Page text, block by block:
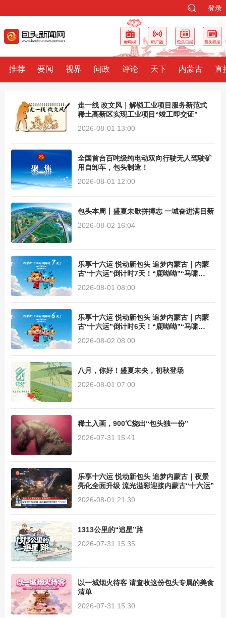
登录
推荐 要闻 视界 问政 评论 天下 内蒙古 直
走一线 改文风｜解锁工业项目服务新范式
稀土高新区实现工业项目“竣工即交证”
2026-08-01 13:00
全国首台百吨级纯电动双向行驶无人驾驶矿
用自卸车，包头制造！
2026-08-01 12:00
包头本周丨盛夏未歇拼搏志 一城奋进满目新
2026-08-02 16:04
乐享十六运 悦动新包头 追梦内蒙古｜内蒙
古“十六运”倒计时7天！“鹿呦呦”“马啸
2026-08-01 08:00
乐享十六运 悦动新包头 追梦内蒙古｜内蒙
古“十六运”倒计时6天！“鹿呦呦”“马啸
2026-08-02 08:00
八月，你好！盛夏未央，初秋登场
2026-08-01 07:00
稀土入画，900℃烧出“包头独一份”
2026-07-31 15:41
乐享十六运 悦动新包头 追梦内蒙古｜夜景
亮化全面升级 流光溢彩迎接内蒙古“十六运”
2026-08-01 21:39
1313公里的“追星”路
2026-07-31 15:35
以一城烟火待客 请查收这份包头专属的美食
清单
2026-07-31 15:30